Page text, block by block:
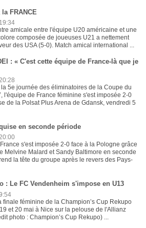
FRANCE
amicale entre l'équipe U20 américaine et une
composée de joueuses U21 a nettement
des USA (5-0). Match amical international ...
: « C'est cette équipe de France-là que je
5e journée des éliminatoires de la Coupe du
l'équipe de France féminine s'est imposée 2-0
de la Polsat Plus Arena de Gdansk, vendredi 5
en seconde période
s'est imposée 2-0 face à la Pologne grâce
Melvine Malard et Sandy Baltimore en seconde
la tête du groupe après le revers des Pays-
: Le FC Vendenheim s'impose en U13
finale féminine de la Champion’s Cup Rekupo
et 20 mai à Nice sur la pelouse de l'Allianz
photo : Champion’s Cup Rekupo) ...